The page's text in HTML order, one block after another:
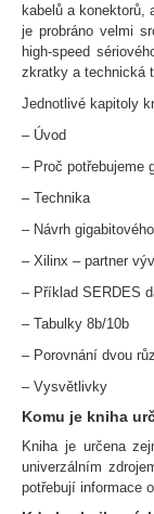
kabelů a konektorů,
je probráno velmi
high-speed
zkratky a technická
Jednotlivé kapitoly
– Úvod
– Proč potřebujeme
– Technika
– Návrh
– Xilinx – partner
– Příklad SERDES
– Tabulky 8b/10b
– Porovnání dvou
– Vysvětlivky
Komu je kniha
Kniha je určena
univerzálním
potřebují informace